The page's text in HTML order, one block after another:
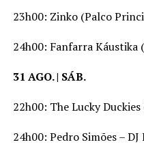
23h00: Zinko (Palco
24h00: Fanfarra Káustika
31 AGO. | SÁB.
22h00: The Lucky
24h00: Pedro Simões –